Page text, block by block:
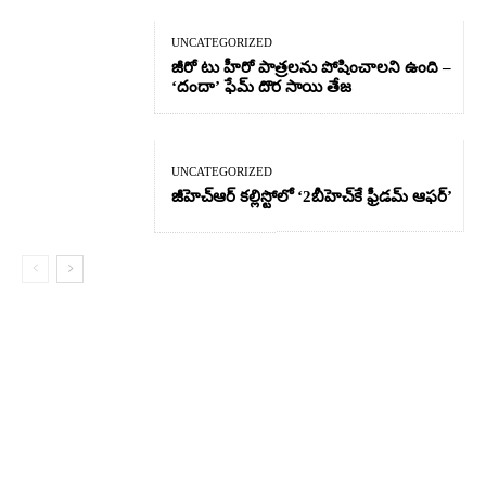
UNCATEGORIZED
జీరో టు హీరో పాత్రలను పోషించాలని ఉంది –
‘దందా’ ఫేమ్ దొర సాయి తేజ
UNCATEGORIZED
జీహెచ్ఆర్‌ కల్లిస్టోలో ‘2బీహెచ్‌కే ఫ్రీడమ్ ఆఫర్’